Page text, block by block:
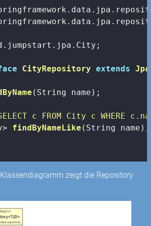
CityRepository extends
(String name) ;
c FROM City c WHERE
findByNameLike (String name) ;
zeigt die Repository